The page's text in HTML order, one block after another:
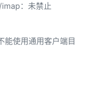
：未禁止
能使用通用客户端目